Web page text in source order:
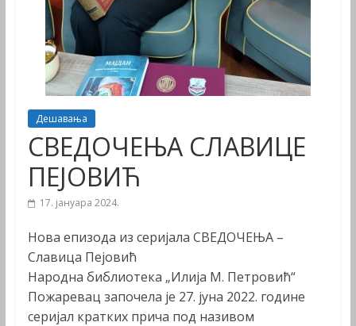
Дешавања
СВЕДОЧЕЊА СЛАВИЦЕ
ПЕЈОВИЋ
17. јануара 2024.
Нова епизода из серијала СВЕДОЧЕЊА –
Славица Пејовић
Народна библиотека „Илија М. Петровић“
Пожаревац започела је 27. јуна 2022. године
серијал кратких прича под називом